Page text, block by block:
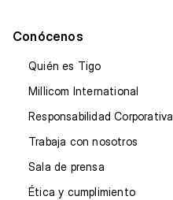
Conócenos
Quién es Tigo
Millicom International
Responsabilidad Corporativa
Trabaja con nosotros
Sala de prensa
Ética y cumplimiento